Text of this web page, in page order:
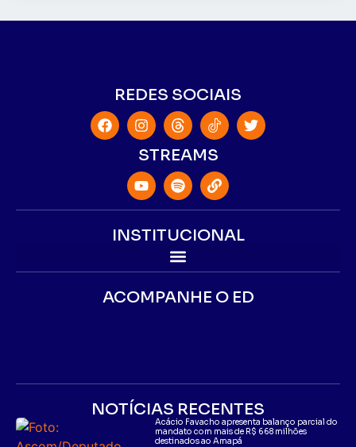
REDES SOCIAIS
STREAMS
INSTITUCIONAL
ACOMPANHE O ED
NOTÍCIAS RECENTES
Acácio Favacho apresenta balanço parcial do
mandato com mais de R$ 668 milhões
destinados ao Amapá